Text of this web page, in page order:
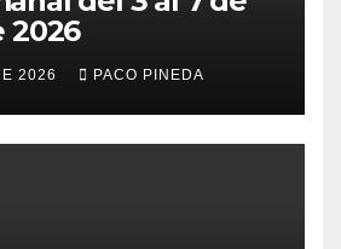
2026
2026 PACO PINEDA